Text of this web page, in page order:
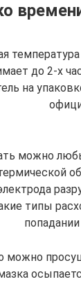
до 2-х
на
можно
типы
можно